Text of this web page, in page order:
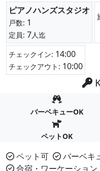
ピアノハンズスタジオ
戸数: 1
定員: 7人迄
チェックイン: 14:00
チェックアウト: 10:00
バーベキューOK
ペットOK
ペット可 バーベキ
合宿・ワーケーション